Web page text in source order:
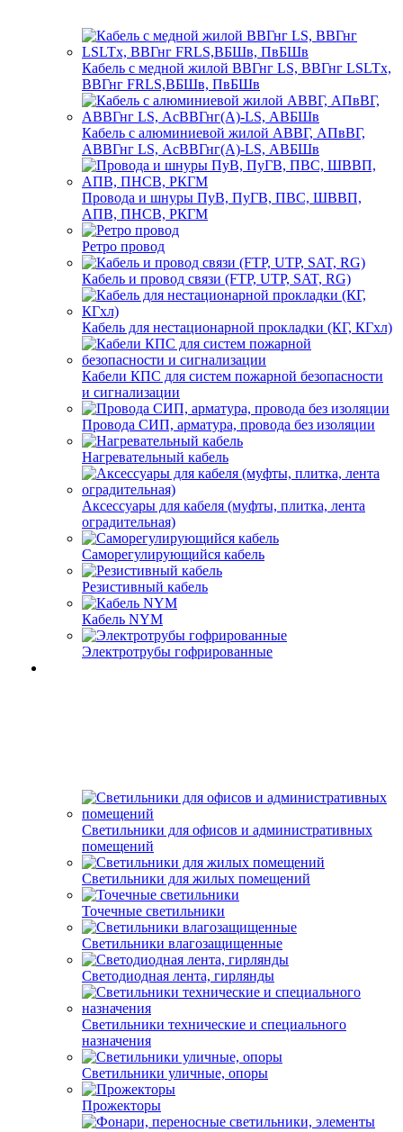
Кабель с медной жилой ВВГнг LS, ВВГнг LSLTx,
ВВГнг FRLS,ВБШв, ПвБШв
Кабель с алюминиевой жилой АВВГ, АПвВГ,
АВВГнг LS, АсВВГнг(А)-LS, АВБШв
Провода и шнуры ПуВ, ПуГВ, ПВС, ШВВП,
АПВ, ПНСВ, РКГМ
Ретро провод
Кабель и провод связи (FTP, UTP, SAT, RG)
Кабель для нестационарной прокладки (КГ, КГхл)
Кабели КПС для систем пожарной безопасности
и сигнализации
Провода СИП, арматура, провода без изоляции
Нагревательный кабель
Аксессуары для кабеля (муфты, плитка, лента
оградительная)
Саморегулирующийся кабель
Резистивный кабель
Кабель NYM
Электротрубы гофрированные
Светильники для офисов и административных
помещений
Светильники для жилых помещений
Точечные светильники
Светильники влагозащищенные
Светодиодная лента, гирлянды
Светильники технические и специального
назначения
Светильники уличные, опоры
Прожекторы